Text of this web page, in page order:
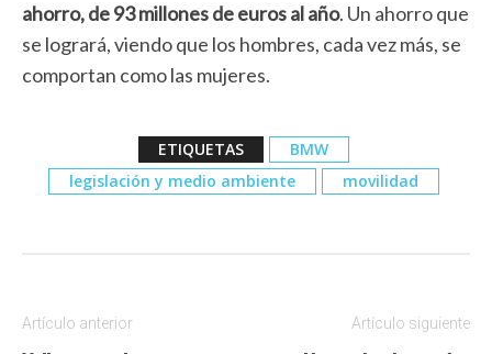
ahorro, de 93 millones de euros al año. Un ahorro que
se logrará, viendo que los hombres, cada vez más, se
comportan como las mujeres.
ETIQUETAS
BMW
legislación y medio ambiente
movilidad
Artículo anterior Artículo siguiente